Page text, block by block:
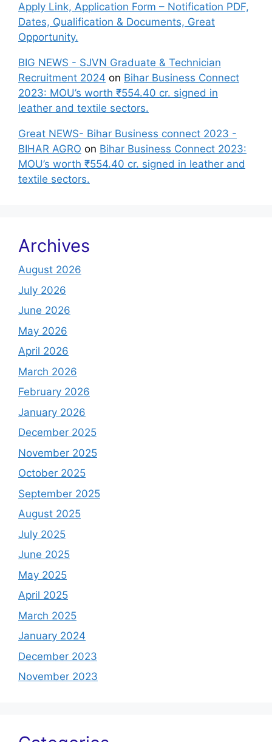
Apply Link, Application Form – Notification PDF,
Dates, Qualification & Documents, Great
Opportunity.
BIG NEWS - SJVN Graduate & Technician
Recruitment 2024 on Bihar Business Connect
2023: MOU’s worth ₹554.40 cr. signed in
leather and textile sectors.
Great NEWS- Bihar Business connect 2023 -
BIHAR AGRO on Bihar Business Connect 2023:
MOU’s worth ₹554.40 cr. signed in leather and
textile sectors.
Archives
August 2026
July 2026
June 2026
May 2026
April 2026
March 2026
February 2026
January 2026
December 2025
November 2025
October 2025
September 2025
August 2025
July 2025
June 2025
May 2025
April 2025
March 2025
January 2024
December 2023
November 2023